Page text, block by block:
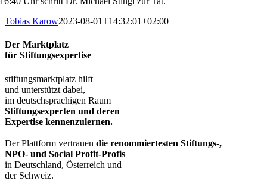
Tobias Karow2023-08-01T14:32:01+02:00
Der Marktplatz
für Stiftungsexpertise
stiftungsmarktplatz hilft
und unterstützt dabei,
im deutschsprachigen Raum
Stiftungsexperten und deren
Expertise kennenzulernen.
Der Plattform vertrauen die renommiertesten Stiftungs-,
NPO- und Social Profit-Profis
in Deutschland, Österreich und
der Schweiz.